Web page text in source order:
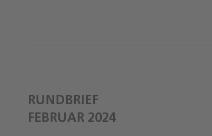
RUNDBRIEF
FEBRUAR 2024